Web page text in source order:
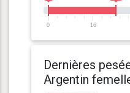
0 16
Dernières
Argentin